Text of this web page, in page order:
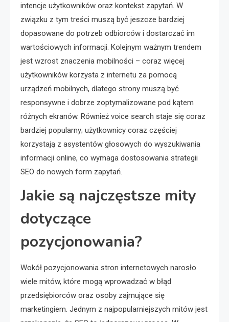
intencje użytkowników oraz kontekst zapytań. W
związku z tym treści muszą być jeszcze bardziej
dopasowane do potrzeb odbiorców i dostarczać im
wartościowych informacji. Kolejnym ważnym trendem
jest wzrost znaczenia mobilności – coraz więcej
użytkowników korzysta z internetu za pomocą
urządzeń mobilnych, dlatego strony muszą być
responsywne i dobrze zoptymalizowane pod kątem
różnych ekranów. Również voice search staje się coraz
bardziej popularny; użytkownicy coraz częściej
korzystają z asystentów głosowych do wyszukiwania
informacji online, co wymaga dostosowania strategii
SEO do nowych form zapytań.
Jakie są najczęstsze mity
dotyczące
pozycjonowania?
Wokół pozycjonowania stron internetowych narosło
wiele mitów, które mogą wprowadzać w błąd
przedsiębiorców oraz osoby zajmujące się
marketingiem. Jednym z najpopularniejszych mitów jest